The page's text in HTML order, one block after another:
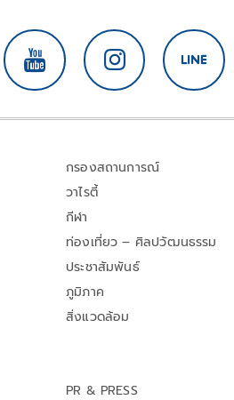
กรองสถานการณ์
วาไรตี้
กีฬา
ท่องเที่ยว – ศิลปวัฒนธรรม
ประชาสัมพันธ์
ภูมิภาค
สิ่งแวดล้อม
PR & PRESS